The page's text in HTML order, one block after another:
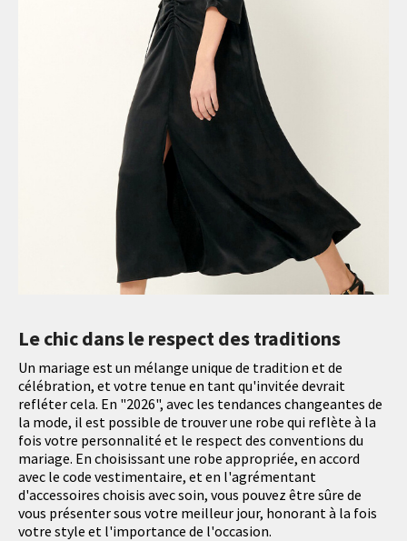
Le chic dans le respect des traditions
Un mariage est un mélange unique de tradition et de
célébration, et votre tenue en tant qu'invitée devrait
refléter cela. En "2026", avec les tendances changeantes de
la mode, il est possible de trouver une robe qui reflète à la
fois votre personnalité et le respect des conventions du
mariage. En choisissant une robe appropriée, en accord
avec le code vestimentaire, et en l'agrémentant
d'accessoires choisis avec soin, vous pouvez être sûre de
vous présenter sous votre meilleur jour, honorant à la fois
votre style et l'importance de l'occasion.